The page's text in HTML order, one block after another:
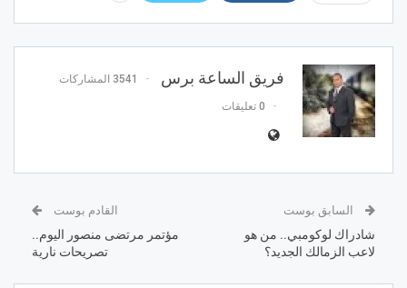
فريق الساعة برس 3541 المشاركات
0 تعليقات
السابق بوست
شادراك لوكومبي.. من هو
لاعب الزمالك الجديد؟
القادم بوست
مؤتمر مرتضى منصور اليوم..
تصريحات نارية